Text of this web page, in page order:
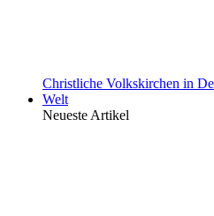
Christliche Volkskirchen in
Welt
Neueste Artikel